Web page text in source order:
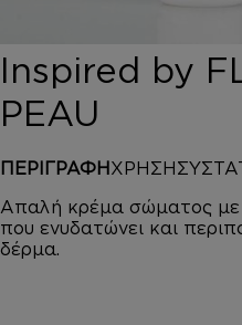
HOROMIA
SPECIAL OFFERS
ΚΑΛΑΘΙ
Inspired by
PEAU
ΠΕΡΙΓΡΑΦΗ ΧΡΗΣΗ
Απαλή κρέμα σώματος με
που ενυδατώνει και
δέρμα.